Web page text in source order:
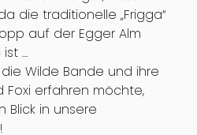
die traditionelle „Frigga“
auf der Egger Alm
…
Wilde Bande und ihre
Foxi erfahren möchte,
in unsere